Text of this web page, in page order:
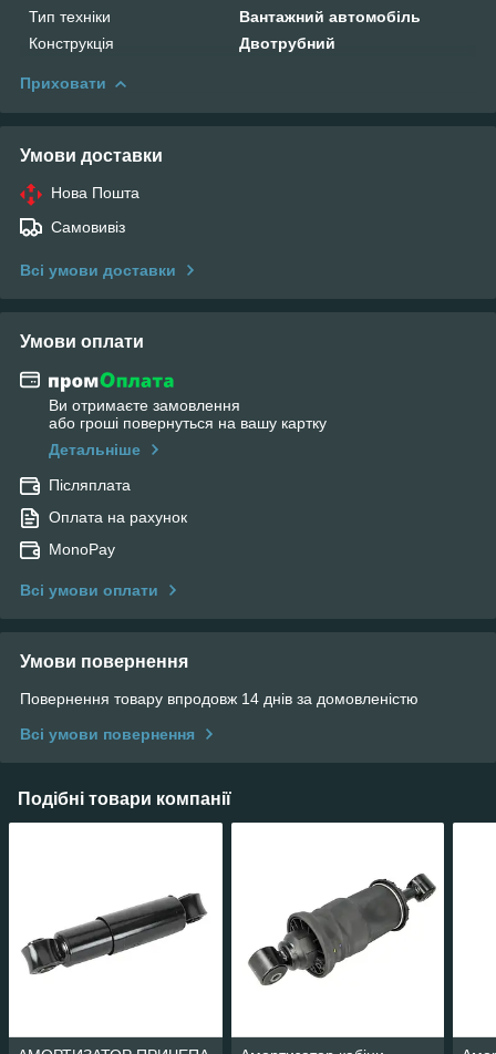
Тип техніки
Вантажний автомобіль
Конструкція
Двотрубний
Приховати
Умови доставки
Нова Пошта
Самовивіз
Всі умови доставки
Умови оплати
Ви отримаєте замовлення
або гроші повернуться на вашу картку
Детальніше
Післяплата
Оплата на рахунок
MonoPay
Всі умови оплати
Умови повернення
Повернення товару впродовж 14 днів за домовленістю
Всі умови повернення
Подібні товари компанії